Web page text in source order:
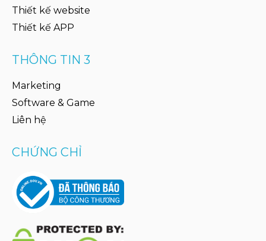
Thiết kế website
Thiết kế APP
THÔNG TIN 3
Marketing
Software & Game
Liên hệ
CHỨNG CHỈ